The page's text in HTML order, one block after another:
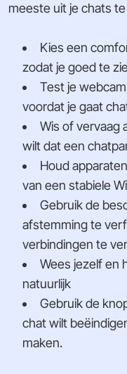
meeste uit je chats
Kies een
zodat je goed te
Test je
voordat je gaat
Wis of vervaag
wilt dat een
Houd
van een stabiele
Gebruik de
afstemming te
verbindingen te
Wees jezelf en
natuurlijk
Gebruik de
chat wilt
maken.